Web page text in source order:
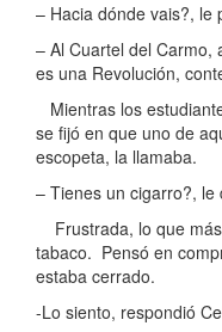
– Hacia dónde vais?, le
– Al Cuartel del
es una Revolución,
Mientras los
se fijó en que uno de
escopeta, la llamaba.
– Tienes un cigarro?, le
Frustrada, lo que
tabaco. Pensó en
estaba cerrado.
-Lo siento, respondió